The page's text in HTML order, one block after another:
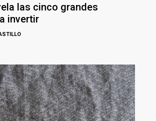
las cinco grandes
invertir